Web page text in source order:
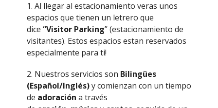
1. Al llegar al estacionamiento veras unos
espacios que tienen un letrero que
dice “Visitor Parking” (estacionamiento de
visitantes). Estos espacios estan reservados
especialmente para ti!
2. Nuestros servicios son Bilingües
(Español/Inglés)y comienzan con un tiempo
de adoración a través